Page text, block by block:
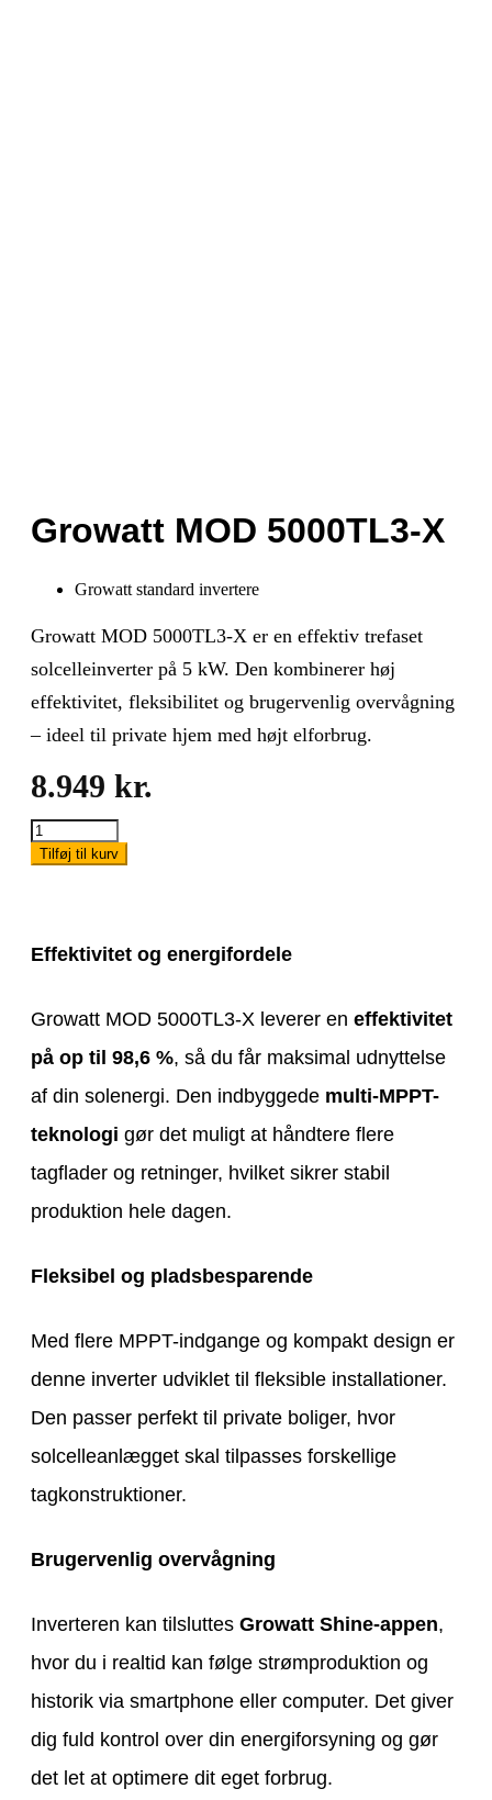
Growatt MOD 5000TL3-X
Growatt standard invertere
Growatt MOD 5000TL3-X er en effektiv trefaset
solcelleinverter på 5 kW. Den kombinerer høj
effektivitet, fleksibilitet og brugervenlig overvågning
– ideel til private hjem med højt elforbrug.
8.949 kr.
Growatt
MOD
5000TL3-
Tilføj til kurv
Effektivitet og energifordele
Growatt MOD 5000TL3-X leverer en effektivitet
på op til 98,6 %, så du får maksimal udnyttelse
af din solenergi. Den indbyggede multi-MPPT-
teknologi gør det muligt at håndtere flere
tagflader og retninger, hvilket sikrer stabil
produktion hele dagen.
Fleksibel og pladsbesparende
Med flere MPPT-indgange og kompakt design er
denne inverter udviklet til fleksible installationer.
Den passer perfekt til private boliger, hvor
solcelleanlægget skal tilpasses forskellige
tagkonstruktioner.
Brugervenlig overvågning
Inverteren kan tilsluttes Growatt Shine-appen,
hvor du i realtid kan følge strømproduktion og
historik via smartphone eller computer. Det giver
dig fuld kontrol over din energiforsyning og gør
det let at optimere dit eget forbrug.